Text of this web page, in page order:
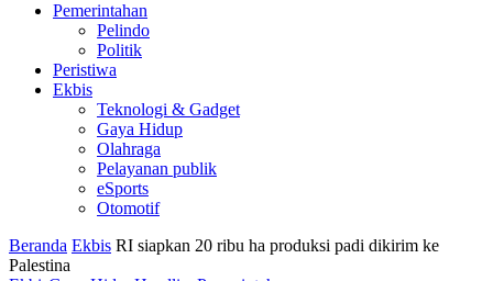
Pemerintahan
Pelindo
Politik
Peristiwa
Ekbis
Teknologi & Gadget
Gaya Hidup
Olahraga
Pelayanan publik
eSports
Otomotif
Beranda Ekbis RI siapkan 20 ribu ha produksi padi dikirim ke
Palestina